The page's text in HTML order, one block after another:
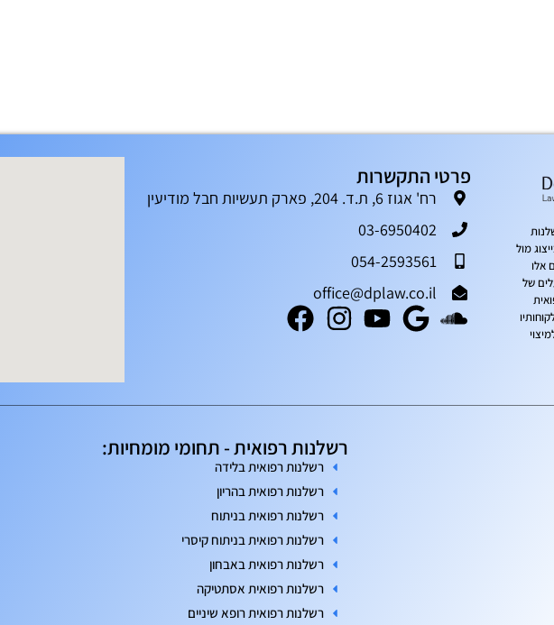
מול
אלו
של
פרטי התקשרות
רח' אגוז 6, ת.ד. 204, פארק תעשיות חבל מודיעין
03-6950402
054-2593561
office@dplaw.co.il
רשלנות רפואית - תחומי מומחיות:
רשלנות רפואית בלידה
רשלנות רפואית בהריון
רשלנות רפואית בניתוח
רשלנות רפואית בניתוח קיסרי
רשלנות רפואית באבחון
רשלנות רפואית אסתטיקה
רשלנות רפואית רופא שיניים